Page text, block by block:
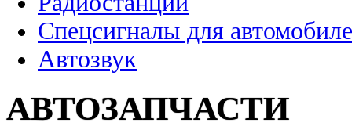
Спецсигналы для
Автозвук
АВТОЗАПЧАСТИ